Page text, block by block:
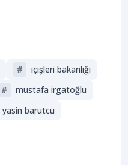
#
i̇çişleri bakanlığı
#
mustafa irgatoğlu
yasin barutcu